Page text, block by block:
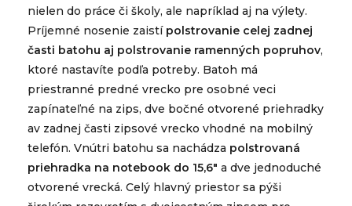
nielen do práce či školy, ale napríklad aj na výlety.
Príjemné nosenie zaistí polstrovanie celej zadnej
časti batohu aj polstrovanie ramenných popruhov,
ktoré nastavíte podľa potreby. Batoh má
priestranné predné vrecko pre osobné veci
zapínateľné na zips, dve bočné otvorené priehradky
av zadnej časti zipsové vrecko vhodné na mobilný
telefón. Vnútri batohu sa nachádza polstrovaná
priehradka na notebook do 15,6" a dve jednoduché
otvorené vrecká. Celý hlavný priestor sa pýši